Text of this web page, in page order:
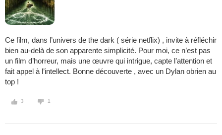
Ce film, dans l’univers de the dark ( série netflix) , invite à réfléchir
bien au-delà de son apparente simplicité. Pour moi, ce n’est pas
un film d’horreur, mais une œuvre qui intrigue, capte l’attention et
fait appel à l’intellect. Bonne découverte , avec un Dylan obrien au
top !
3 1